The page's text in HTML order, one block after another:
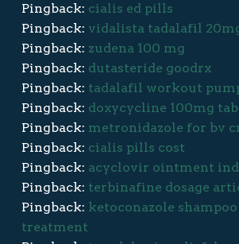
Pingback: cialis ed pills
Pingback: vidalista tadalafil
Pingback: zudena 100 mg
Pingback: dutasteride goodrx
Pingback: tadalafil workout
Pingback: doxycycline 100mg
Pingback: metronidazole for bv
Pingback: cialis pills cost
Pingback: acyclovir ointment
Pingback: terbinafine dosage
Pingback: ketoconazole
treatment